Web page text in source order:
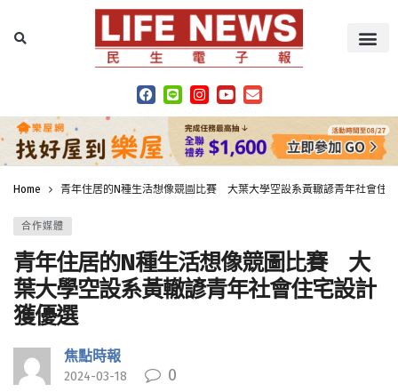
Home 青年住居的N種生活想像競圖比賽 大葉大學空設系黃轍諺青年社會住
合作媒體
青年住居的N種生活想像競圖比賽 大
葉大學空設系黃轍諺青年社會住宅設計
獲優選
焦點時報
2024-03-18 0